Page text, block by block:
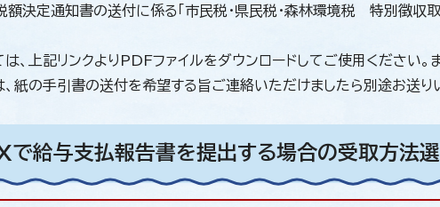
額決定通知書の送付に係る「市民税・県民税・森林環境税 特別徴収
は、上記リンクよりPDFファイルをダウンロードしてご使用ください
、紙の手引書の送付を希望する旨ご連絡いただけましたら別途お送り
給与支払報告書を提出する場合の受取方法